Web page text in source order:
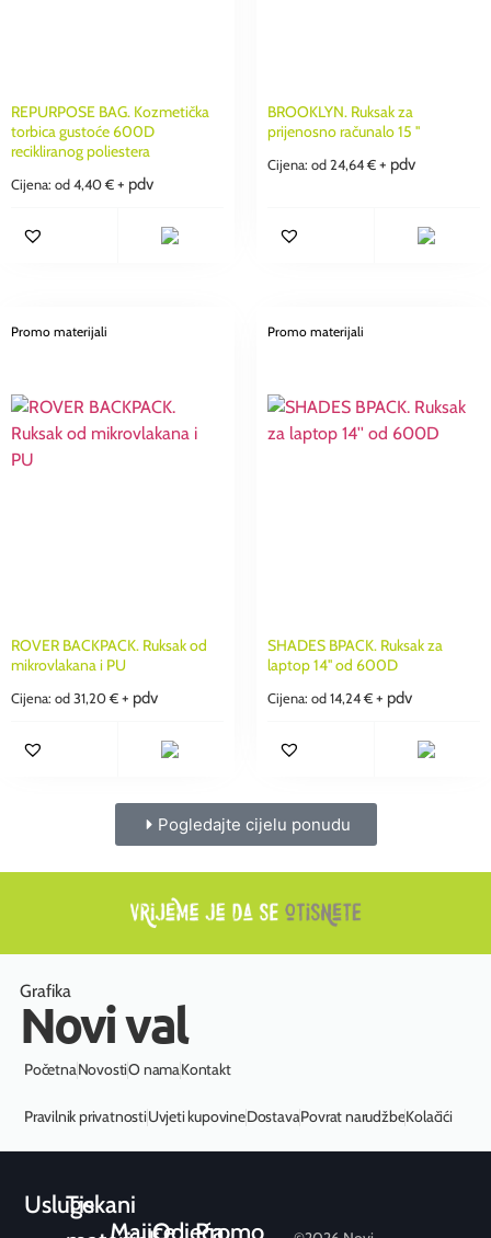
REPURPOSE BAG. Kozmetička
torbica gustoće 600D
recikliranog poliestera
Cijena: od 4,40 € + pdv
BROOKLYN. Ruksak za
prijenosno računalo 15 ''
Cijena: od 24,64 € + pdv
Promo materijali
ROVER BACKPACK. Ruksak od
mikrovlakana i PU
Cijena: od 31,20 € + pdv
Promo materijali
SHADES BPACK. Ruksak za
laptop 14'' od 600D
Cijena: od 14,24 € + pdv
Pogledajte cijelu ponudu
Grafika
Novi val
PočetnaNovostiO namaKontakt
Pravilnik privatnostiUvjeti kupovineDostavaPovrat narudžbeKolačići
UslugeTiskani
MajiceOdjećaPromo